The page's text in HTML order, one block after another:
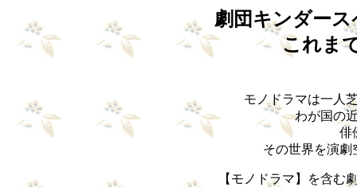
劇団キンダー
これま
モノドラマは一人
わが国の
俳
その世界を演劇
【モノドラマ】を含む